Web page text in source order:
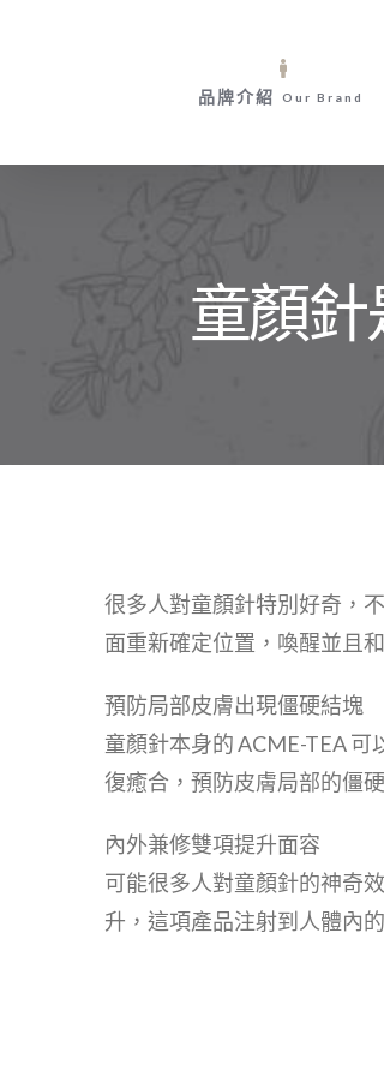
品牌介紹 Our Brand
童顏
很多人對童顏針特別好奇，
面重新確定位置，喚醒並且
預防局部皮膚出現僵硬結塊
童顏針本身的 ACME-TEA
復癒合，預防皮膚局部的僵
內外兼修雙項提升面容
可能很多人對童顏針的神奇
升，這項產品注射到人體內